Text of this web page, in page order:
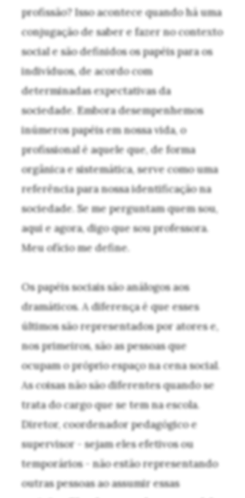
profissão? Isso acontece quando há uma
conjugação de saber e fazer no contexto
social e são definidos os papéis para os
indivíduos, de acordo com
determinadas expectativas da
sociedade. Embora desempenhemos
inúmeros papéis em nossa vida, o
profissional é aquele que, de forma
orgânica e sistemática, serve como uma
referência para nossa identificação na
sociedade. Se me perguntam quem sou,
aqui e agora, digo que sou professora.
Meu ofício me define.
Os papéis sociais são análogos aos
dramáticos. A diferença é que esses
últimos são representados por atores e,
nos primeiros, são as pessoas que
ocupam o próprio espaço na cena social.
As coisas não são diferentes quando se
trata do cargo que se tem na escola.
Diretor, coordenador pedagógico e
supervisor - sejam eles efetivos ou
temporários - não estão representando
outras pessoas ao assumir essas